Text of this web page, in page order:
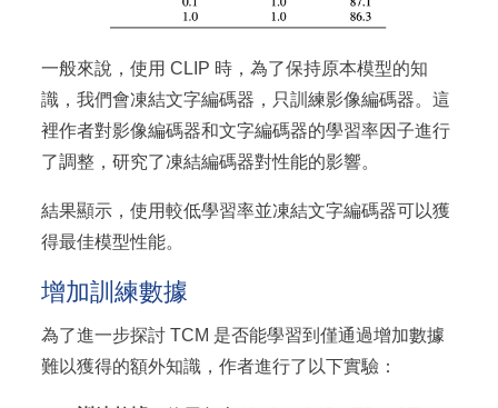
一般來說，使用 CLIP 時，為了保持原本模型的知
識，我們會凍結文字編碼器，只訓練影像編碼器。這
裡作者對影像編碼器和文字編碼器的學習率因子進行
了調整，研究了凍結編碼器對性能的影響。
結果顯示，使用較低學習率並凍結文字編碼器可以獲
得最佳模型性能。
增加訓練數據
為了進一步探討 TCM 是否能學習到僅通過增加數據
難以獲得的額外知識，作者進行了以下實驗：